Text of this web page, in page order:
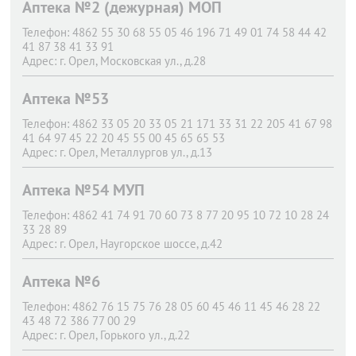
Аптека №2 (дежурная) МОП
Телефон: 4862 55 30 68 55 05 46 196 71 49 01 74 58 44 42
41 87 38 41 33 91
Адрес: г. Орел, Московская ул., д.28
Аптека №53
Телефон: 4862 33 05 20 33 05 21 171 33 31 22 205 41 67 98
41 64 97 45 22 20 45 55 00 45 65 65 53
Адрес: г. Орел, Металлургов ул., д.13
Аптека №54 МУП
Телефон: 4862 41 74 91 70 60 73 8 77 20 95 10 72 10 28 24
33 28 89
Адрес: г. Орел, Наугорское шоссе, д.42
Аптека №6
Телефон: 4862 76 15 75 76 28 05 60 45 46 11 45 46 28 22
43 48 72 386 77 00 29
Адрес: г. Орел, Горького ул., д.22